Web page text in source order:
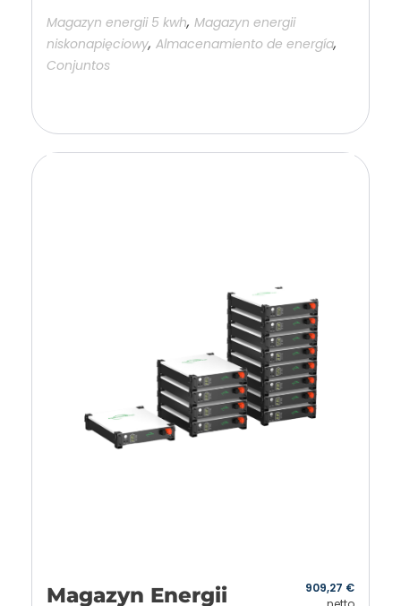
Magazyn energii 5 kwh, Magazyn energii
niskonapięciowy, Almacenamiento de energía,
Conjuntos
Magazyn Energii 909,27 €